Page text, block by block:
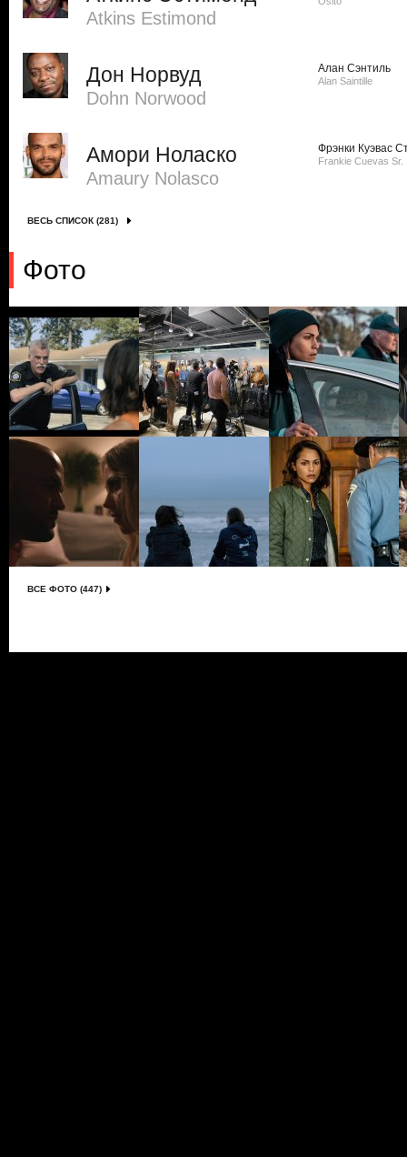
Atkins Estimond
Дон Норвуд
Dohn Norwood
Алан Сэнтиль
Alan Saintille
Амори Ноласко
Amaury Nolasco
Фрэнки Куэвас
Frankie Cuevas Sr.
ВЕСЬ СПИСОК (281)
Фото
ВСЕ ФОТО (447)